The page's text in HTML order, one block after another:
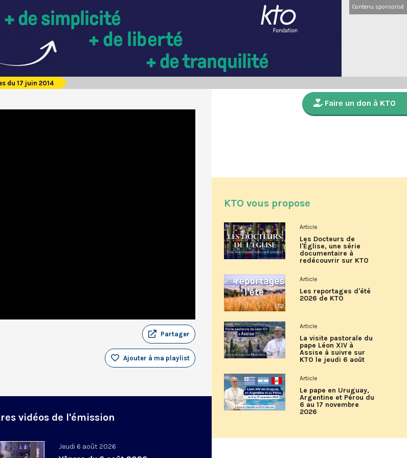
Contenu sponsorisé
du 17 juin 2014
Partager
Ajouter à ma playlist
vidéos de l'émission
Jeudi 6 août 2026
Faire un don à KTO
KTO vous propose
Article
Les Docteurs de
l'Église, une série
documentaire à
redécouvrir sur KTO
Article
Les reportages d'été
2026 de KTO
Article
La visite pastorale du
pape Léon XIV à
Assise à suivre sur
KTO le jeudi 6 août
Article
Le pape en Uruguay,
Argentine et Pérou du
6 au 17 novembre
2026